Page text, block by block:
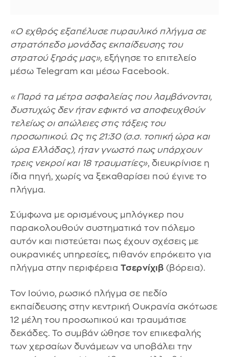
«Ο εχθρός εξαπέλυσε πυραυλικό πλήγμα σε
στρατόπεδο μονάδας εκπαίδευσης του
στρατού ξηράς μας», εξήγησε το επιτελείο
μέσω Telegram και μέσω Facebook.
«Παρά τα μέτρα ασφαλείας που λαμβάνονται,
δυστυχώς δεν ήταν εφικτό να αποφευχθούν
τελείως οι απώλειες στις τάξεις του
προσωπικού. Ως τις 21:30 (σ.σ. τοπική ώρα και
ώρα Ελλάδας), ήταν γνωστό πως υπάρχουν
τρεις νεκροί και 18 τραυματίες», διευκρίνισε η
ίδια πηγή, χωρίς να ξεκαθαρίσει πού έγινε το
πλήγμα.
Σύμφωνα με ορισμένους μπλόγκερ που
παρακολουθούν συστηματικά τον πόλεμο
αυτόν και πιστεύεται πως έχουν σχέσεις με
ουκρανικές υπηρεσίες, πιθανόν επρόκειτο για
πλήγμα στην περιφέρεια Τσερνίχιβ (βόρεια).
Τον Ιούνιο, ρωσικό πλήγμα σε πεδίο
εκπαίδευσης στην κεντρική Ουκρανία σκότωσε
12 μέλη του προσωπικού και τραυμάτισε
δεκάδες. Το συμβάν ώθησε τον επικεφαλής
των χερσαίων δυνάμεων να υποβάλει την